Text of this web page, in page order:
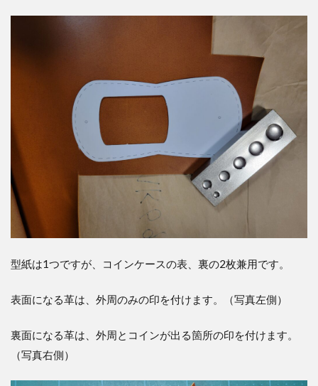
型紙は1つですが、コインケースの表、裏の2枚兼用です。
表面になる革は、外周のみの印を付けます。（写真左側）
裏面になる革は、外周とコインが出る箇所の印を付けます。
（写真右側）